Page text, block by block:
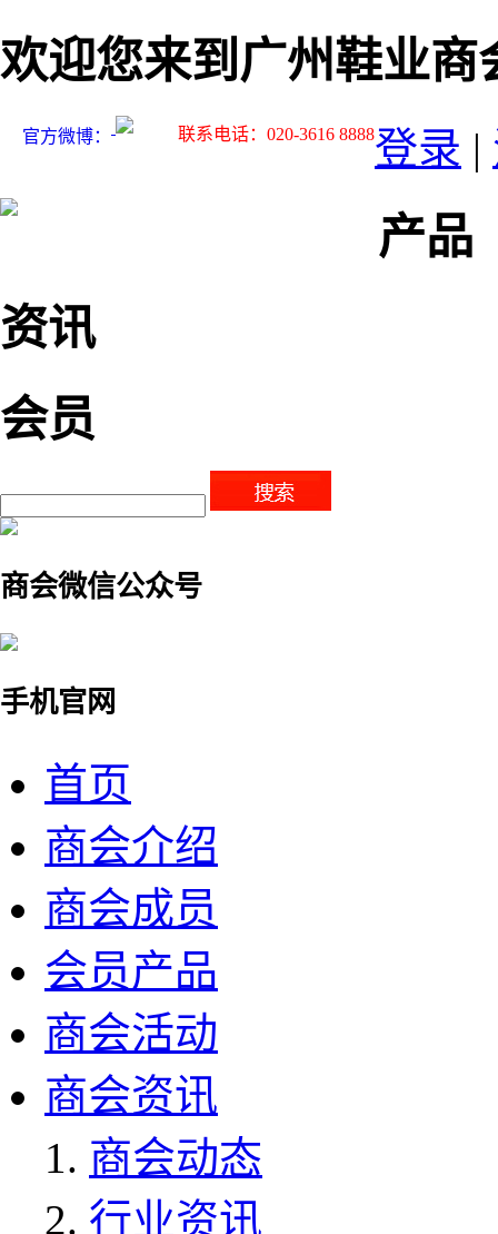
欢迎您来到广州鞋业商
官方微博： 联系电话：020-3616 8888登录 |
产品
资讯
会员
商会微信公众号
手机官网
首页
商会介绍
商会成员
会员产品
商会活动
商会资讯
商会动态
行业资讯